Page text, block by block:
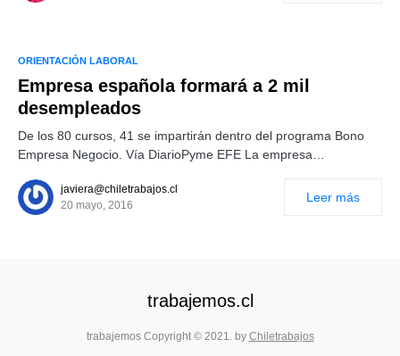
ORIENTACIÓN LABORAL
Empresa española formará a 2 mil
desempleados
De los 80 cursos, 41 se impartirán dentro del programa Bono
Empresa Negocio. Vía DiarioPyme EFE La empresa…
javiera@chiletrabajos.cl
20 mayo, 2016
Leer más
trabajemos.cl
trabajemos Copyright © 2021. by Chiletrabajos